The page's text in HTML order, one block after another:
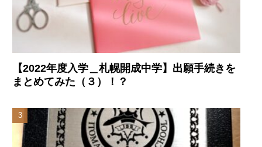
【2022年度入学＿札幌開成中学】出願手続きを
まとめてみた（３）！？